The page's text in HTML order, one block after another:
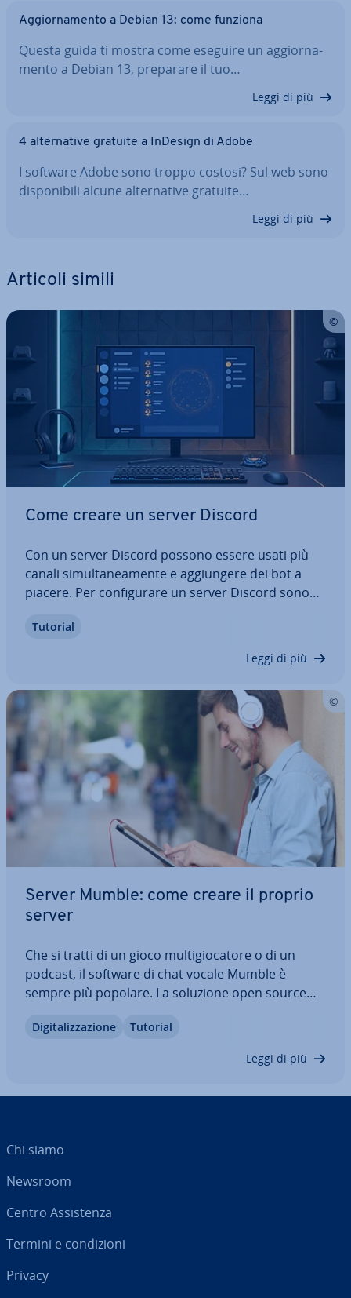
Ag­gior­na­men­to a Debian 13: come funziona
Questa guida ti mostra come eseguire un ag­gior­na­
men­to a Debian 13, preparare il tuo…
Leggi di più
4 al­ter­na­ti­ve gratuite a InDesign di Adobe
I software Adobe sono troppo costosi? Sul web sono
di­spo­ni­bi­li alcune al­ter­na­ti­ve gratuite…
Leggi di più
Articoli simili
Come creare un server Discord
Con un server Discord possono essere usati più
canali si­mul­ta­nea­men­te e ag­giun­ge­re dei bot a
piacere. Per con­fi­gu­ra­re un server Discord sono
app. Non appena il server è pronto, è possibile
Tutorial
Leggi di più
Server Mumble: come creare il proprio
server
Che si tratti di un gioco mul­ti­gio­ca­to­re o di un
podcast, il software di chat vocale Mumble è
sempre più popolare. La soluzione open source
malgrado le molte funzioni. Un altro vantaggio è
Di­gi­ta­liz­za­zio­ne Tutorial
Leggi di più
Chi siamo
Newsroom
Centro As­si­sten­za
Termini e con­di­zio­ni
Privacy